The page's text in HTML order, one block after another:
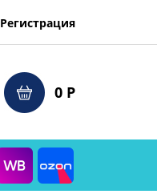
Регистрация
0 Р